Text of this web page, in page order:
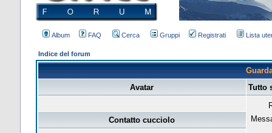
Album FAQ Cerca Gruppi Registrati Lista
Indice del forum
Avatar
Tutto
Contatto cucciolo